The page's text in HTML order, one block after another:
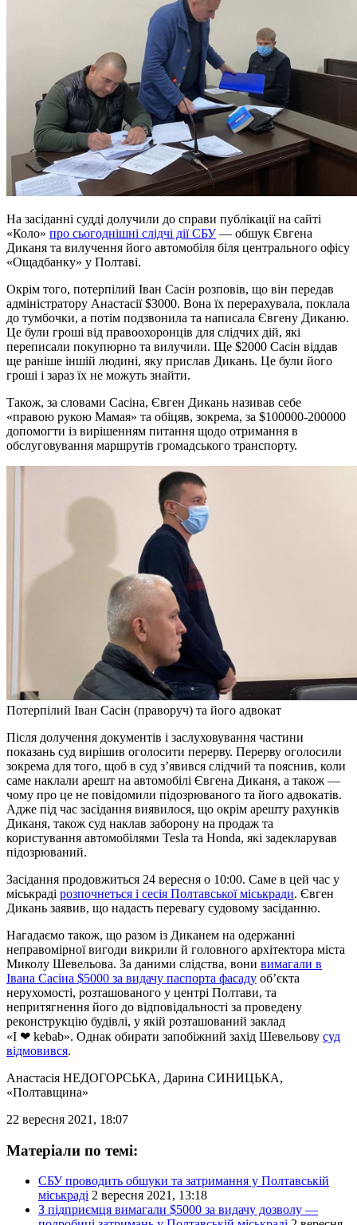
На засіданні судді долучили до справи публікації на сайті
«Коло» про сьогоднішні слідчі дії СБУ— обшук Євгена
Диканя та вилучення його автомобіля біля центрального офісу
«Ощадбанку» у Полтаві.
Окрім того, потерпілий Іван Сасін розповів, що він передав
адміністратору Анастасії $3000. Вона їх перерахувала, поклала
до тумбочки, а потім подзвонила та написала Євгену Диканю.
Це були гроші від правоохоронців для слідчих дій, які
переписали покупюрно та вилучили. Ще $2000 Сасін віддав
ще раніше іншій людині, яку прислав Дикань. Це були його
гроші і зараз їх не можуть знайти.
Також, за словами Сасіна, Євген Дикань називав себе
«правою рукою Мамая» та обіцяв, зокрема, за $100000-200000
допомогти із вирішенням питання щодо отримання в
обслуговування маршрутів громадського транспорту.
Потерпілий Іван Сасін (праворуч) та його адвокат
Після долучення документів і заслуховування частини
показань суд вирішив оголосити перерву. Перерву оголосили
зокрема для того, щоб в суд з’явився слідчий та пояснив, коли
саме наклали арешт на автомобілі Євгена Диканя, а також —
чому про це не повідомили підозрюваного та його адвокатів.
Адже під час засідання виявилося, що окрім арешту рахунків
Диканя, також суд наклав заборону на продаж та
користування автомобілями Tesla та Honda, які задекларував
підозрюваний.
Засідання продовжиться 24 вересня о 10:00. Саме в цей час у
міськраді розпочнеться і сесія Полтавської міськради. Євген
Дикань заявив, що надасть перевагу судовому засіданню.
Нагадаємо також, що разом із Диканем на одержанні
неправомірної вигоди викрили й головного архітектора міста
Миколу Шевельова. За даними слідства, вони вимагали в
Івана Сасіна $5000 за видачу паспорта фасаду об’єкта
нерухомості, розташованого у центрі Полтави, та
непритягнення його до відповідальності за проведену
реконструкцію будівлі, у якій розташований заклад
«I ❤ kebab». Однак обирати запобіжний захід Шевельову суд
відмовився.
Анастасія НЕДОГОРСЬКА, Дарина СИНИЦЬКА,
«Полтавщина»
22 вересня 2021, 18:07
Матеріали по темі:
СБУ проводить обшуки та затримання у Полтавській
міськраді 2 вересня 2021, 13:18
З підприємця вимагали $5000 за видачу дозволу —